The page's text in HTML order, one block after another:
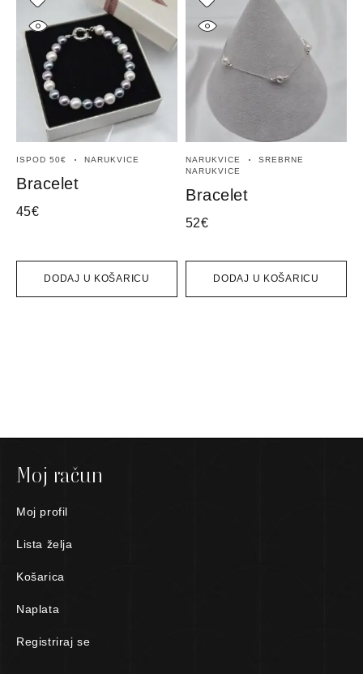
DODAJ U KOŠARICU
ISPOD 50€ NARUKVICE
Bracelet
45€
DODAJ U KOŠARICU
NARUKVICE
SREBRNE
NARUKVICE
Bracelet
52€
Moj račun
Moj profil
Lista želja
Košarica
Naplata
Registriraj se